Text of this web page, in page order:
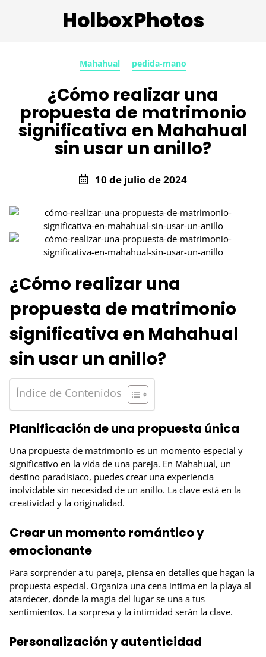
HolboxPhotos
Mahahual pedida-mano
¿Cómo realizar una
propuesta de matrimonio
significativa en Mahahual
sin usar un anillo?
10 de julio de 2024
¿Cómo realizar una
propuesta de matrimonio
significativa en Mahahual
sin usar un anillo?
Índice de Contenidos
Planificación de una propuesta única
Una propuesta de matrimonio es un momento especial y
significativo en la vida de una pareja. En Mahahual, un
destino paradisíaco, puedes crear una experiencia
inolvidable sin necesidad de un anillo. La clave está en la
creatividad y la originalidad.
Crear un momento romántico y
emocionante
Para sorprender a tu pareja, piensa en detalles que hagan la
propuesta especial. Organiza una cena íntima en la playa al
atardecer, donde la magia del lugar se una a tus
sentimientos. La sorpresa y la intimidad serán la clave.
Personalización y autenticidad